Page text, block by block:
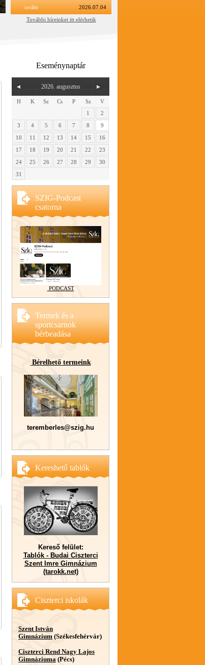
tovább 2026.07.04
További híreinket itt elérhetik
Eseménynaptár
2026. augusztus
H K Sz Cs P Sz
V
1
2
3
4 5 6 7 8
9
10
11 12 13 14 15
16
17
18 19 20 21 22
23
24
25 26 27 28 29
30
31
SZIG-Podcast
csatorna
PODCAST
Termek és a
sportcsarnok
bérbeadása
Bérelhető termeink
teremberles@szig.hu
Kereshető tablók
Kereső felület:
Tablók - Budai Ciszterci
Szent Imre Gimnázium
(tarokk.net)
Ciszterci iskolák
Szent István
Gimnázium (Székesfehérvár)
Ciszterci Rend Nagy Lajos
Gimnáziuma (Pécs)